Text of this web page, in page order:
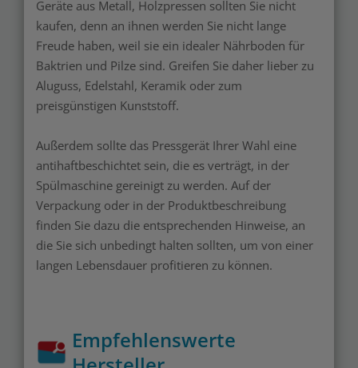
Geräte aus Metall, Holzpressen sollten Sie nicht
kaufen, denn an ihnen werden Sie nicht lange
Freude haben, weil sie ein idealer Nährboden für
Baktrien und Pilze sind. Greifen Sie daher lieber zu
Aluguss, Edelstahl, Keramik oder zum
preisgünstigen Kunststoff.
Außerdem sollte das Pressgerät Ihrer Wahl eine
antihaftbeschichtet sein, die es verträgt, in der
Spülmaschine gereinigt zu werden. Auf der
Verpackung oder in der Produktbeschreibung
finden Sie dazu die entsprechenden Hinweise, an
die Sie sich unbedingt halten sollten, um von einer
langen Lebensdauer profitieren zu können.
Empfehlenswerte